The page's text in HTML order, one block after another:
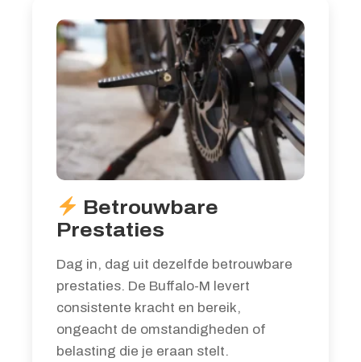
Betrouwbare
Prestaties
Dag in, dag uit dezelfde betrouwbare
prestaties. De Buffalo-M levert
consistente kracht en bereik,
ongeacht de omstandigheden of
belasting die je eraan stelt.